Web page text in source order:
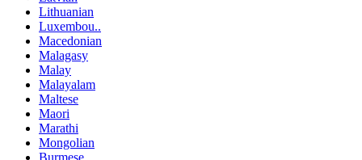
Lithuanian
Luxembou..
Macedonian
Malagasy
Malay
Malayalam
Maltese
Maori
Marathi
Mongolian